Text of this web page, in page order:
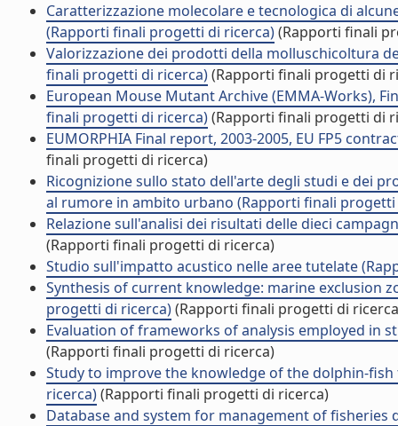
Caratterizzazione molecolare e tecnologica di
(Rapporti finali progetti di ricerca)(Rapporti finali
Valorizzazione dei prodotti della molluschicoltura
finali progetti di ricerca)(Rapporti finali progetti di
European Mouse Mutant Archive (EMMA-Works),
finali progetti di ricerca)(Rapporti finali progetti di
EUMORPHIA Final report, 2003-2005, EU FP5
finali progetti di ricerca)
Ricognizione sullo stato dell'arte degli studi e dei
al rumore in ambito urbano (Rapporti finali progetti
Relazione sull'analisi dei risultati delle dieci
(Rapporti finali progetti di ricerca)
Studio sull'impatto acustico nelle aree tutelate
Synthesis of current knowledge: marine exclusion
progetti di ricerca)(Rapporti finali progetti di
Evaluation of frameworks of analysis employed in
(Rapporti finali progetti di ricerca)
Study to improve the knowledge of the dolphin-
ricerca)(Rapporti finali progetti di ricerca)
Database and system for management of fisheries